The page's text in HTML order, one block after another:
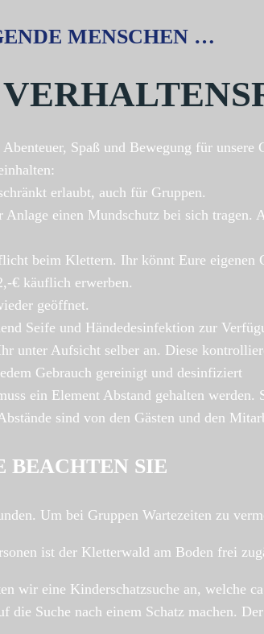
MENSCHEN …
Spaß und Bewegung für
erlaubt, auch für Gruppen.
Anlage einen Mundschutz bei sich
beim Klettern. Ihr könnt Eure
€ käuflich erwerben.
geöffnet.
Seife und Händedesinfektion zur
unter Aufsicht selber an. Diese
Gebrauch gereinigt und desinfiziert
ein Element Abstand gehalten
sind von den Gästen und den
BEACHTEN SIE
Um bei Gruppen Wartezeiten zu
ist der Kletterwald am Boden frei
wir eine Kinderschatzsuche an, welche
die Suche nach einem Schatz machen.